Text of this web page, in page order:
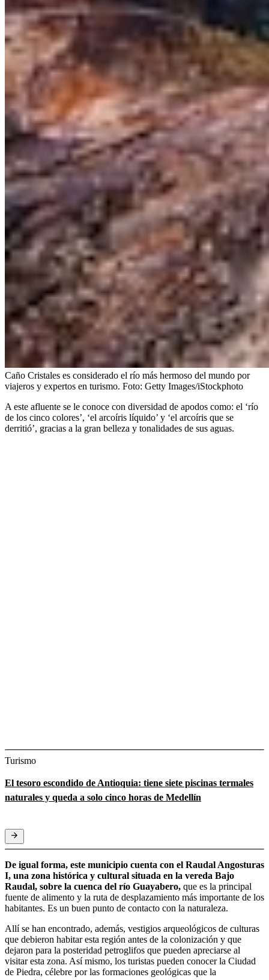
Caño Cristales es considerado el río más hermoso del mundo por
viajeros y expertos en turismo. Foto: Getty Images/iStockphoto
A este afluente se le conoce con diversidad de apodos como: el ‘río
de los cinco colores’, ‘el arcoíris líquido’ y ‘el arcoíris que se
derritió’, gracias a la gran belleza y tonalidades de sus aguas.
Turismo
El tesoro escondido de Antioquia: tiene siete piscinas termales
naturales y queda a solo cinco horas de Medellín
De igual forma, este municipio cuenta con el Raudal Angosturas
I, una zona histórica y cultural situada en la vereda Bajo
Raudal, sobre la cuenca del río Guayabero, que es la principal
fuente de alimento y la ruta de desplazamiento más importante de los
habitantes. Es un buen punto de contacto con la naturaleza.
Allí se han encontrado, además, vestigios arqueológicos de culturas
que debieron habitar esta región antes de la colonización y que
dejaron para la posteridad petroglifos que pueden apreciarse al
visitar esta zona. Así mismo, los turistas pueden conocer la Ciudad
de Piedra, célebre por las formaciones geológicas que la